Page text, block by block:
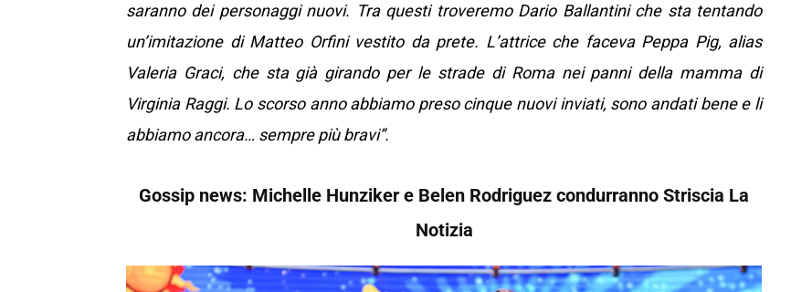
saranno dei personaggi nuovi. Tra questi troveremo Dario Ballantini che sta tentando
un’imitazione di Matteo Orfini vestito da prete. L’attrice che faceva Peppa Pig, alias
Valeria Graci, che sta già girando per le strade di Roma nei panni della mamma di
Virginia Raggi. Lo scorso anno abbiamo preso cinque nuovi inviati, sono andati bene e li
abbiamo ancora… sempre più bravi”.
Gossip news: Michelle Hunziker e Belen Rodriguez condurranno Striscia La
Notizia